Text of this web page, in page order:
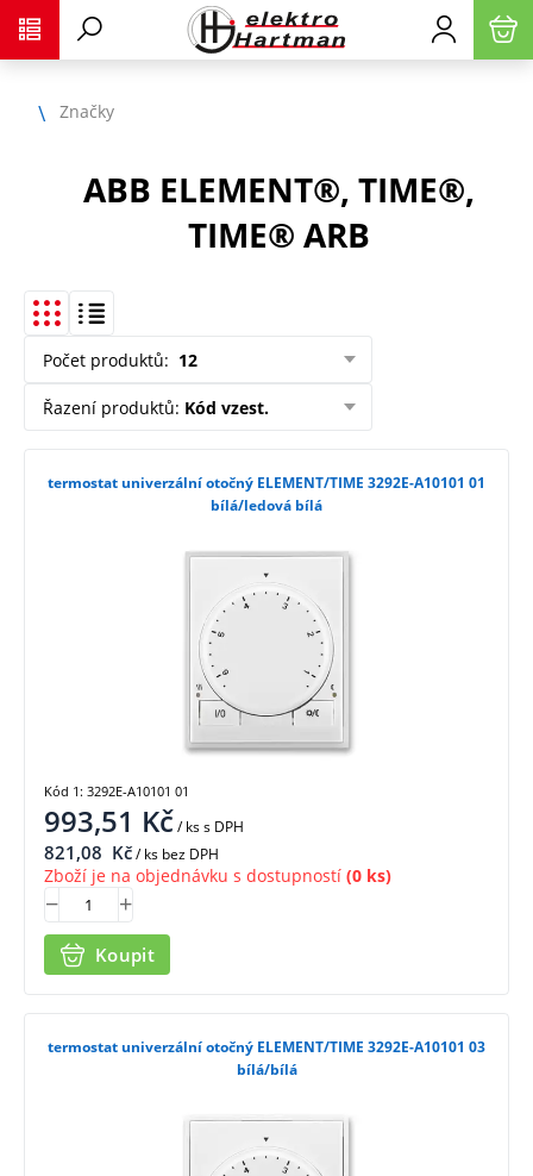
Značky
ABB ELEMENT®, TIME®,
TIME® ARB
Počet produktů: 12
Řazení produktů: Kód vzest.
termostat univerzální otočný ELEMENT/TIME 3292E-A10101 01
bílá/ledová bílá
993,51 Kč/ kss DPH
821,08 Kč/ ks bez DPH
Zboží je na objednávku s dostupností (0 ks)
Koupit
Kód 1: 3292E-A10101 01
termostat univerzální otočný ELEMENT/TIME 3292E-A10101 03
bílá/bílá